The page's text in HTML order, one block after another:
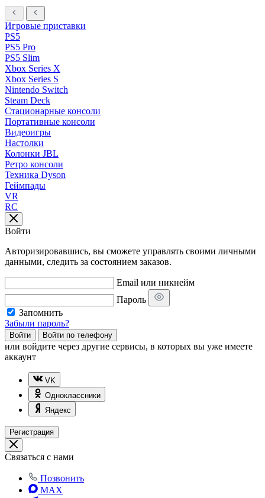
Игровые приставки
PS5
PS5 Pro
PS5 Slim
Xbox Series X
Xbox Series S
Nintendo Switch
Steam Deck
Стационарные консоли
Портативные консоли
Видеоигры
Настолки
Колонки JBL
Ретро консоли
Техника Dyson
Геймпады
VR
RC
Войти
Авторизировавшись, вы сможете управлять своими личными
данными, следить за состоянием заказов.
Email или никнейм
Пароль
Запомнить
Забыли пароль?
Войти Войти по телефону
или войдите через другие сервисы, в которых вы уже имеете
аккаунт
VK
Одноклассники
Яндекс
Регистрация
Связаться с нами
Позвонить
MAX